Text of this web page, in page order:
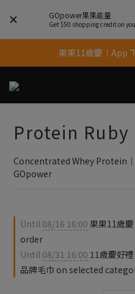
GOpower果果能量
Get $50 shopping credit on
果果11歲慶｜App
果果11歲慶｜App
結帳輸入優惠代碼【
果果11歲慶｜App
Protein
Concentrated Whey Protein
GOpower
Until 08/16 16:00 果果11歲
order
Until 08/31 16:00 11歲慶好
品牌毛巾 on selected